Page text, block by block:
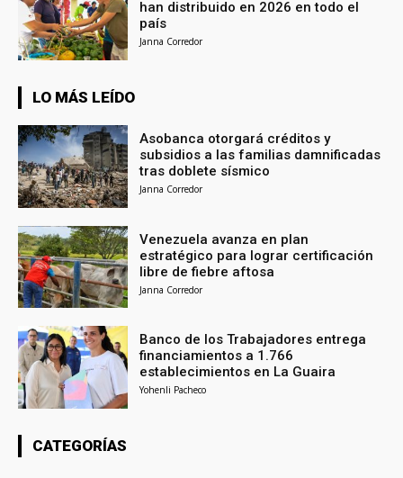
han distribuido en 2026 en todo el
país
Janna Corredor
LO MÁS LEÍDO
Asobanca otorgará créditos y
subsidios a las familias damnificadas
tras doblete sísmico
Janna Corredor
Venezuela avanza en plan
estratégico para lograr certificación
libre de fiebre aftosa
Janna Corredor
Banco de los Trabajadores entrega
financiamientos a 1.766
establecimientos en La Guaira
Yohenli Pacheco
CATEGORÍAS